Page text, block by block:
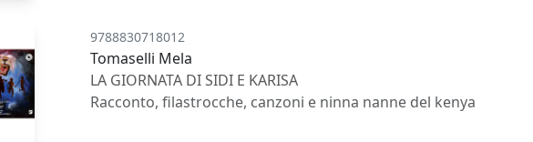
9788830718012
Tomaselli Mela
LA GIORNATA DI SIDI E KARISA
Racconto, filastrocche, canzoni e ninna nanne del kenya